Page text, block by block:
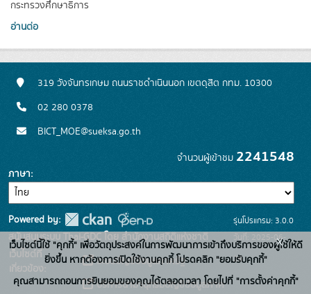
กระทรวงศึกษาธิการ
อ่านต่อ
319 วังจันทรเกษม ถนนราชดำเนินนอก เขตดุสิต กทม. 10300
02 280 0378
BICT_MOE@sueksa.go.th
จำนวนผู้เข้าชม 2241548
ภาษา
Powered by:
สนับสนุนระบบ Thai-GDC โดย สำนักงานสถิติแห่งชาติ
เว็บไซต์ที่
เกี่ยวข้อง:
ระบบบัญชีข้อมูลภาครัฐ
บริการนามานุกรมบัญชีข้อมูลภาค
รุ่นโปรแกรม: 3.0.0
วันที่: 2025-06-
26
เว็บไซต์นี้ใช้ "คุกกี้" เพื่อวัตถุประสงค์ในการพัฒนาการเข้าถึงบริการของผู้ใช้ให้ดี
ยิ่งขึ้น หากต้องการเปิดใช้งานคุกกี้ โปรดคลิก "ยอมรับคุกกี้"
คุณสามารถถอนการยินยอมของคุณได้ตลอดเวลา โดยไปที่ "การตั้งค่าคุกกี้"
x